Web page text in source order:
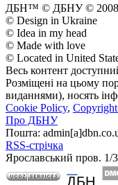
ДБН™ © ДБНУ ©
© Design in Ukraine
© Idea in my head
© Made with love
© Located in United
Весь контент
Розміщені на цьому
виданнями), носять
Cookie Policy,
Про ДБНУ
Пошта:
RSS-стрічка
Ярославський пров. 1/